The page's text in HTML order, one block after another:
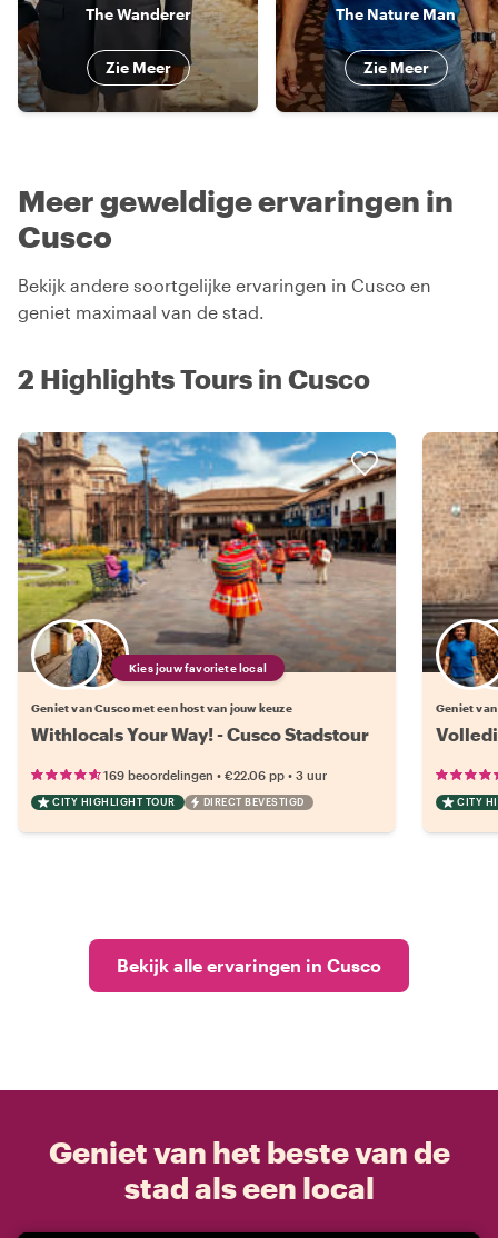
The Wanderer
Zie Meer
The Nature Man
Zie Meer
Meer geweldige ervaringen in
Cusco
Bekijk andere soortgelijke ervaringen in Cusco en
geniet maximaal van de stad.
2 Highlights Tours in Cusco
Kies jouw favoriete local
Geniet van Cusco met een host van jouw keuze
Withlocals Your Way! - Cusco Stadstour
169 beoordelingen • €22.06 pp • 3 uur
CITY HIGHLIGHT TOUR DIRECT BEVESTIGD
Geniet
CITY
Bekijk alle ervaringen in Cusco
Geniet van het beste van de
stad als een local